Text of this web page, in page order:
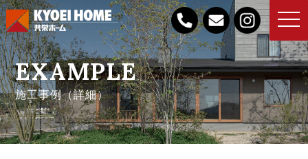
toggle
EXAMPLE
施工事例（詳細）